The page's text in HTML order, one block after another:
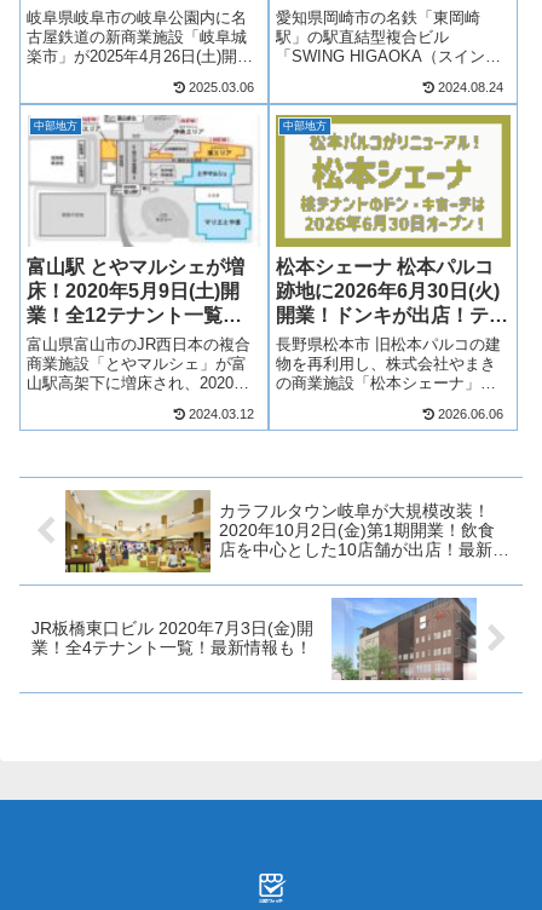
情報も！
岐阜県岐阜市の岐阜公園内に名
古屋鉄道の新商業施設「岐阜城
楽市」が2025年4月26日(土)開
きも楽しめる岐阜の地域食材を
使ったお店、地元の文化を感じ
られるお店など、11店舗が出店
へ！そんな、名古屋鉄道の新商
2025.03.06
最新情報も！
愛知県岡崎市の名鉄「東岡崎
駅」の駅直結型複合ビル
「SWING HIGAOKA（スイング
(木)に開業！ミュープラット東岡
崎の1階から3階は商業施設「ス
イングモール」となり、17店舗
が出店！東岡崎駅直結の商業
2024.08.24
中部地方
富山駅 とやマルシェが増
床！2020年5月9日(土)開
業！全12テナント一覧！
最新情報も！
富山県富山市のJR西日本の複合
商業施設「とやマルシェ」が富
山駅高架下に増床され、2020年5
(月)にグランドオープン！とやマ
ェの増床について、テ...
2024.03.12
中部地方
松本シェーナ 松本パルコ
跡地に2026年6月30日(火)
開業！ドンキが出店！テナ
ントは？最新情報も！
長野県松本市 旧松本パルコの建
物を再利用し、株式会社やまき
の商業施設「松本シェーナ」が
に便利なドン・キホーテをはじ
店舗が出店！そんな松本シェー
ナ...
2026.06.06
カラフルタウン岐阜が大規模改装！
2020年10月2日(金)第1期開業！飲食
店を中心とした10店舗が出店！最新情
JR板橋東口ビル 2020年7月3日(金)開
業！全4テナント一覧！最新情報も！